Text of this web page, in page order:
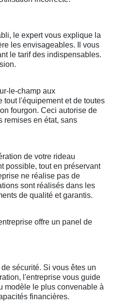
le expert vous explique la
les envisageables. Il vous
le tarif des indispensables.
le-champ aux
tout l'équipement et de toutes
fourgon. Ceci autorise de
remises en état, sans
de votre rideau
possible, tout en préservant
ne réalise pas de
sont réalisés dans les
de qualité et garantis.
offre un panel de
sécurité. Si vous êtes un
l'entreprise vous guide
modèle le plus convenable à
financières.